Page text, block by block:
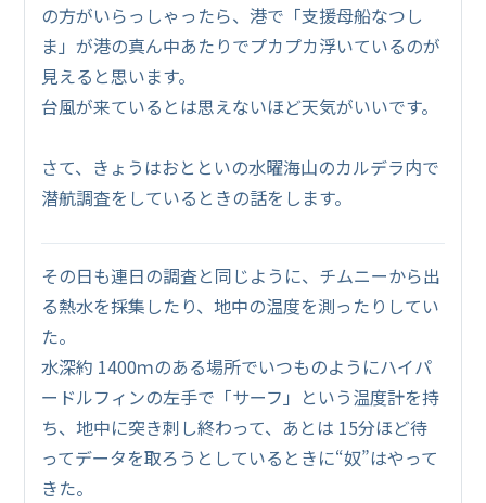
の方がいらっしゃったら、港で「支援母船なつし
ま」が港の真ん中あたりでプカプカ浮いているのが
見えると思います。
台風が来ているとは思えないほど天気がいいです。
さて、きょうはおとといの水曜海山のカルデラ内で
潜航調査をしているときの話をします。
その日も連日の調査と同じように、チムニーから出
る熱水を採集したり、地中の温度を測ったりしてい
た。
水深約 1400ｍのある場所でいつものようにハイパ
ードルフィンの左手で「サーフ」という温度計を持
ち、地中に突き刺し終わって、あとは 15分ほど待
ってデータを取ろうとしているときに“奴”はやって
きた。